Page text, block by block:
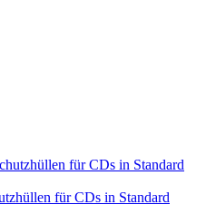
für CDs in Standard